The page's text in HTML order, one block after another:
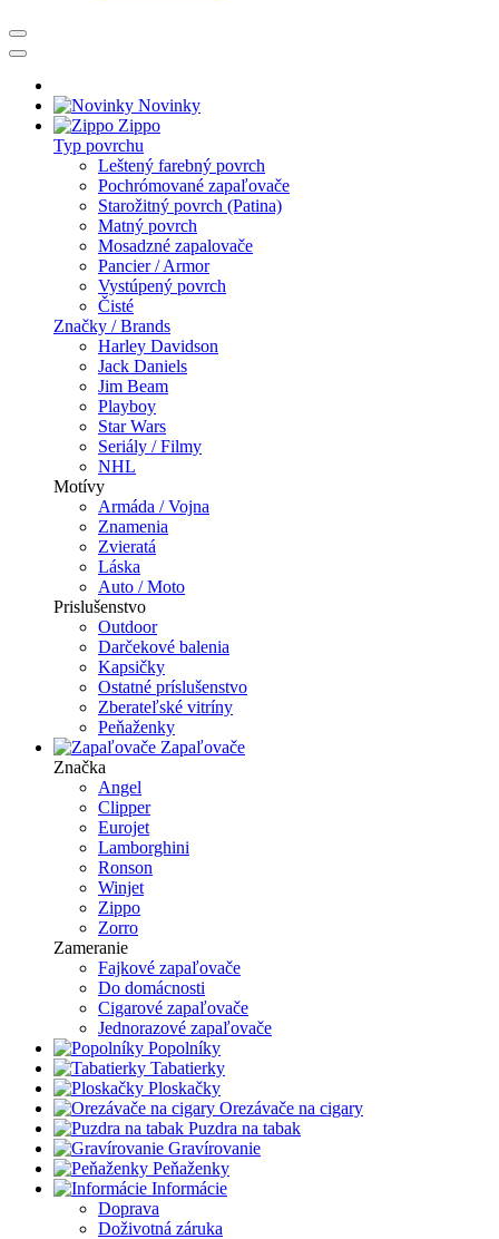
Novinky
Zippo
Typ povrchu
Leštený farebný povrch
Pochrómované zapaľovače
Starožitný povrch (Patina)
Matný povrch
Mosadzné zapalovače
Pancier / Armor
Vystúpený povrch
Čisté
Značky / Brands
Harley Davidson
Jack Daniels
Jim Beam
Playboy
Star Wars
Seriály / Filmy
NHL
Motívy
Armáda / Vojna
Znamenia
Zvieratá
Láska
Auto / Moto
Prislušenstvo
Outdoor
Darčekové balenia
Kapsičky
Ostatné príslušenstvo
Zberateľské vitríny
Peňaženky
Zapaľovače
Značka
Angel
Clipper
Eurojet
Lamborghini
Ronson
Winjet
Zippo
Zorro
Zameranie
Fajkové zapaľovače
Do domácnosti
Cigarové zapaľovače
Jednorazové zapaľovače
Popolníky
Tabatierky
Ploskačky
Orezávače na cigary
Puzdra na tabak
Gravírovanie
Peňaženky
Informácie
Doprava
Doživotná záruka